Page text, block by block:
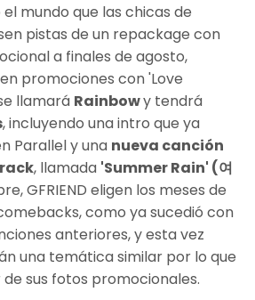
mundo que las chicas de
pistas de un repackage con
a finales de agosto,
promociones con 'Love
llamará Rainbowy tendrá
, incluyendo una intro que ya
Parallel y una nueva canción
, llamada 'Summer Rain' (여
GFRIEND eligen los meses de
como ya sucedió con
anteriores, y esta vez
una temática similar por lo que
sus fotos promocionales.